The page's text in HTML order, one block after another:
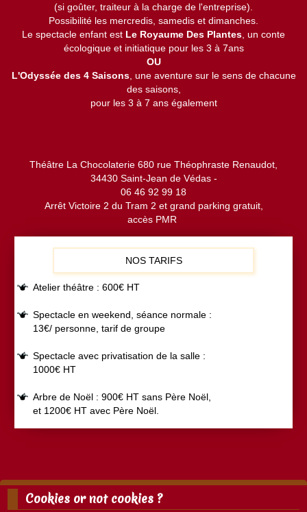
(si goûter, traiteur à la charge de l'entreprise).
Possibilité les mercredis, samedis et dimanches.
Le spectacle enfant est Le Royaume Des Plantes , un conte
écologique et initiatique pour les 3 à 7ans
OU
L'Odyssée des 4 Saisons, une aventure sur le sens de chacune
des saisons,
pour les 3 à 7 ans également
Théâtre La Chocolaterie 680 rue Théophraste Renaudot,
34430 Saint-Jean de Védas -
06 46 92 99 18
Arrêt Victoire 2 du Tram 2 et grand parking gratuit,
accès PMR
NOS TARIFS
Atelier théâtre : 600€ HT
Spectacle en weekend, séance normale :
13€/ personne, tarif de groupe
Spectacle avec privatisation de la salle :
1000€ HT
Arbre de Noël : 900€ HT sans Père Noël,
et 1200€ HT avec Père Noël.
Cookies or not cookies ?